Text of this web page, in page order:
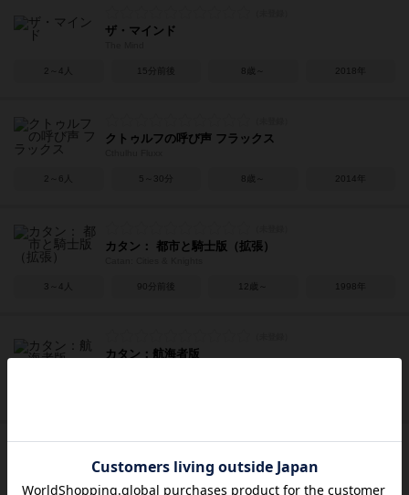
ザ・マインド
2～4人 15分前後 8歳～ 2018年
クトゥルフの呼び声 フラックス
2～6人 5～30分 8歳～ 2014年
カタン： 都市と騎士版（拡張）
3～4人 90分前後 12歳～ 1998年
カタン：航海者版
カタン